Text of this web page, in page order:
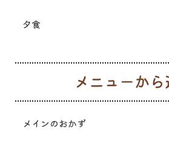
夕食
メインのおかず